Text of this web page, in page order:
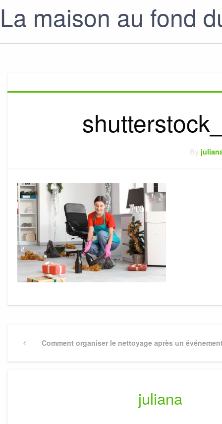
La maison au fond
Navigation
de
PreviousComment organiser le nettoyage après un
juliana